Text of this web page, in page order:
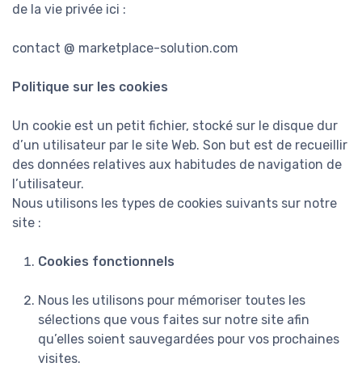
de la vie privée ici :
contact @ marketplace-solution.com
Politique sur les cookies
Un cookie est un petit fichier, stocké sur le disque dur
d’un utilisateur par le site Web. Son but est de recueillir
des données relatives aux habitudes de navigation de
l’utilisateur.
Nous utilisons les types de cookies suivants sur notre
site :
Cookies fonctionnels
Nous les utilisons pour mémoriser toutes les
sélections que vous faites sur notre site afin
qu’elles soient sauvegardées pour vos prochaines
visites.